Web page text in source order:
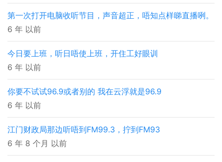
第一次打开电脑收听节目，声音超正，唔知点样睇直播咧。
6 年 以前
今日要上班，听日唔使上班，开住工好眼训
6 年 以前
你要不试试96.9或者别的 我在云浮就是96.9
6 年 以前
江门财政局那边听唔到FM99.3，拧到FM93
6 年 8 个月 以前